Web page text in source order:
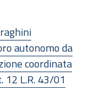
autonomo da
coordinata
12 L.R. 43/01